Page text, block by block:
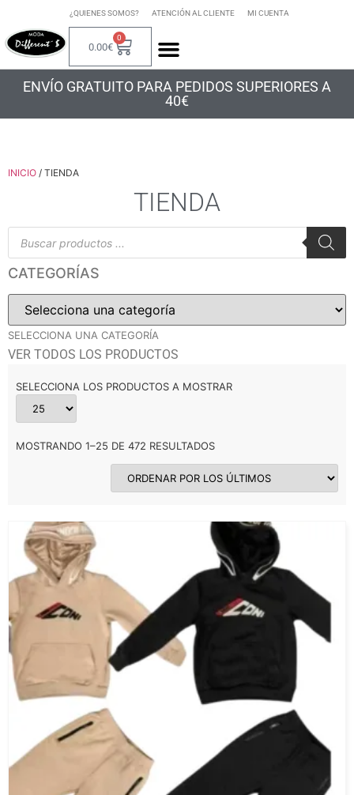
¿QUIENES SOMOS? ATENCIÓN AL CLIENTE MI CUENTA
0.00€
0
ENVÍO GRATUITO PARA PEDIDOS SUPERIORES A
40€
INICIO / TIENDA
TIENDA
CATEGORÍAS
SELECCIONA UNA CATEGORÍA
VER TODOS LOS PRODUCTOS
SELECCIONA LOS PRODUCTOS A MOSTRAR
MOSTRANDO 1–25 DE 472 RESULTADOS